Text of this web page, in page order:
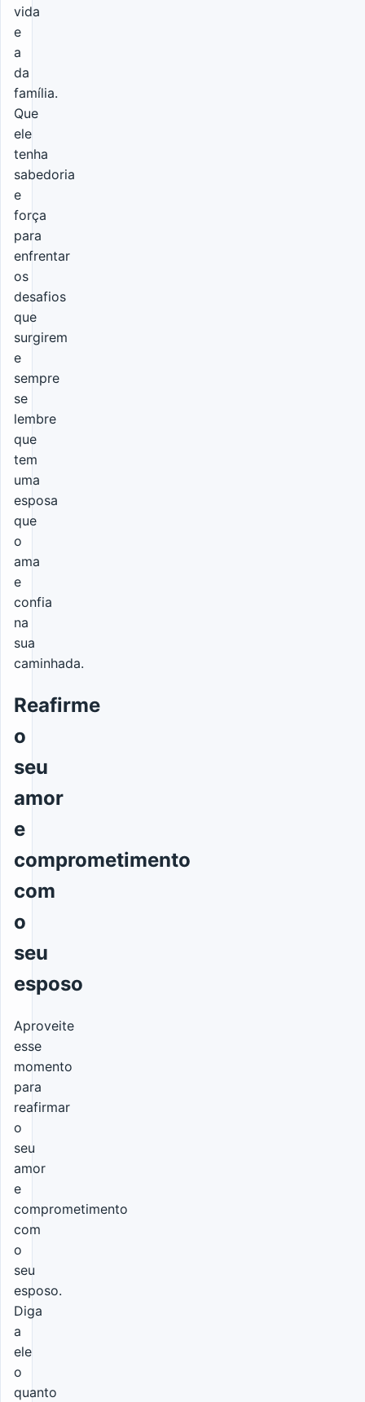
vida
e
a
da
família.
Que
ele
tenha
sabedoria
e
força
para
enfrentar
os
desafios
que
surgirem
e
sempre
se
lembre
que
tem
uma
esposa
que
o
ama
e
confia
na
sua
caminhada.
Reafirme
o
seu
amor
e
comprometimento
com
o
seu
esposo
Aproveite
esse
momento
para
reafirmar
o
seu
amor
e
comprometimento
com
o
seu
esposo.
Diga
a
ele
o
quanto